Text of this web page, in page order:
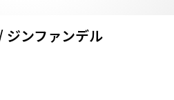
ジンファンデル